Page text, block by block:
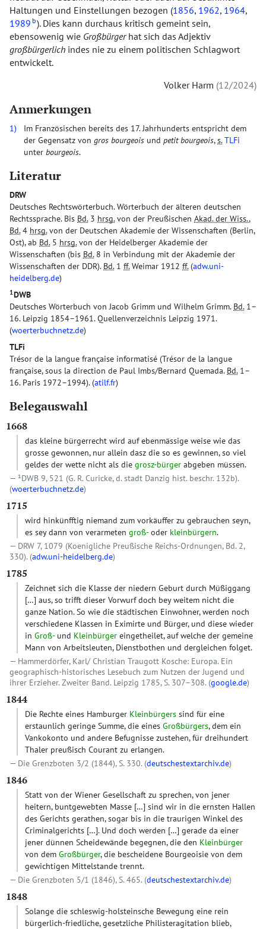
Haltungen und Einstellungen bezogen (1856, 1962, 1964,
1989 b). Dies kann durchaus kritisch gemeint sein,
ebensowenig wie Großbürgerhat sich das Adjektiv
großbürgerlich indes nie zu einem politischen Schlagwort
entwickelt.
Volker Harm 12/2024
Anmerkungen
1)
Im Französischen bereits des 17. Jahrhunderts entspricht dem
der Gegensatz von gros bourgeois und petit bourgeois,s. TLFi
unter bourgeois.
Literatur
DRW
Deutsches Rechtswörterbuch. Wörterbuch der älteren deutschen
Rechtssprache. Bis Bd.3 hrsg.von der Preußischen Akad. der Wiss.,
Bd.4 hrsg.von der Deutschen Akademie der Wissenschaften (Berlin,
Ost), ab Bd.5 hrsg.von der Heidelberger Akademie der
Wissenschaften (bis Bd.8 in Verbindung mit der Akademie der
Wissenschaften der DDR). Bd.1 ff.Weimar 1912 ff.(adw.uni-
heidelberg.de)
1 DWB
Deutsches Wörterbuch von Jacob Grimm und Wilhelm Grimm. Bd.1–
16. Leipzig 1854–1961. Quellenverzeichnis Leipzig 1971.
(woerterbuchnetz.de)
TLFi
Trésor de la langue française informatisé (Trésor de la langue
française, sous la direction de Paul Imbs/Bernard Quemada. Bd.1–
16. Paris 1972–1994). (atilf.fr)
Belegauswahl
1668
das kleine bürgerrecht wird auf ebenmässige weise wie das
grosse gewonnen, nur allein dasz die so es gewinnen, so viel
geldes der wette nicht als die grosz-bürger abgeben müssen.
¹DWB 9, 521 (G. R. Curicke, d. stadt Danzig hist. beschr. 132b).
(woerterbuchnetz.de)
1715
wird hinkünfftig niemand zum vorkäuffer zu gebrauchen seyn,
es sey dann von verarmeten groß-oder kleinbürgern.
DRW 7, 1079 (Koenigliche Preußische Reichs-Ordnungen, Bd. 2,
330). (adw.uni-heidelberg.de)
1785
Zeichnet sich die Klasse der niedern Geburt durch Müßiggang
[…] aus, so trifft dieser Vorwurf doch bey weitem nicht die
ganze Nation. So wie die städtischen Einwohner, werden noch
verschiedene Klassen in Eximirte und Bürger, und diese wieder
in Groß-und Kleinbürger eingetheilet, auf welche der gemeine
Mann von Arbeitsleuten, Dienstbothen und dergleichen folget.
Hammerdörfer, Karl/ Christian Traugott Kosche: Europa. Ein
geographisch-historisches Lesebuch zum Nutzen der Jugend und
ihrer Erzieher. Zweiter Band. Leipzig 1785, S. 307–308. (google.de)
1844
Die Rechte eines Hamburger Kleinbürgers sind für eine
erstaunlich geringe Summe, die eines Großbürgers, dem ein
Vankokonto und andere Befugnisse zustehen, für dreihundert
Thaler preußisch Courant zu erlangen.
Die Grenzboten 3/2 (1844), S. 330. (deutschestextarchiv.de)
1846
Statt von der Wiener Gesellschaft zu sprechen, von jener
heitern, buntgewebten Masse […] sind wir in die ernsten Hallen
des Gerichts gerathen, sogar bis in die traurigen Winkel des
Criminalgerichts […]. Und doch werden […] gerade da einer
jener dünnen Scheidewände begegnen, die den Kleinbürger
von dem Großbürger, die bescheidene Bourgeoisie von dem
gewichtigen Mittelstande trennt.
Die Grenzboten 5/1 (1846), S. 465. (deutschestextarchiv.de)
1848
Solange die schleswig-holsteinsche Bewegung eine rein
bürgerlich-friedliche, gesetzliche Philisteragitation blieb,